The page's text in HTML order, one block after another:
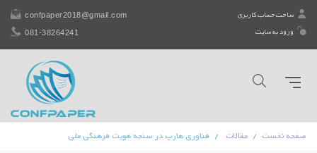
ساخت حساب کاربری
ورود به سایت
confpaper2018@gmail.com
081-38264241
صفحه نخست مقالات فناوری هارپ در سنجه هویت فرهنگی ملی